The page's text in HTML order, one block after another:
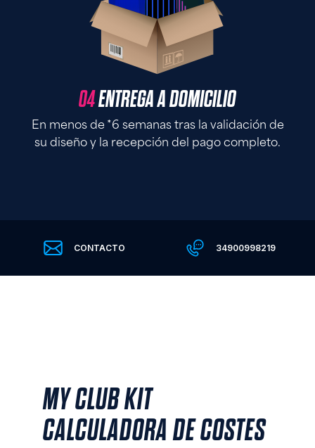
04ENTREGA A DOMICILIO
En menos de *6 semanas tras la validación de
su diseño y la recepción del pago completo.
CONTACTO 34900998219
MY CLUB KIT
CALCULADORA DE COSTES